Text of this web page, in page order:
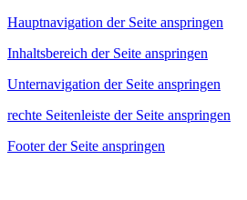
Hauptnavigation der Seite anspringen
Inhaltsbereich der Seite anspringen
Unternavigation der Seite anspringen
rechte Seitenleiste der Seite anspringen
Footer der Seite anspringen